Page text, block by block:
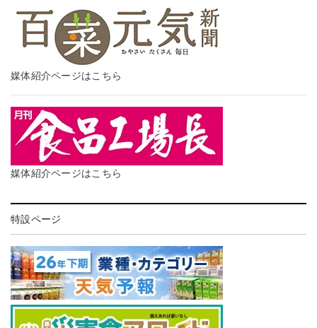
媒体紹介ページはこちら
媒体紹介ページはこちら
特設ページ